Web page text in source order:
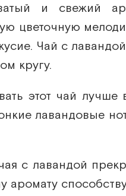
и свежий
цветочную
Чай с
кругу.
этот чай
лавандовые
с лавандой
аромату